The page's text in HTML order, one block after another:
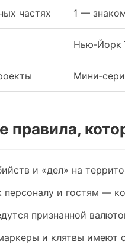
частях 1 —
Нью‑Йорк
правила,
и «дел» на
персоналу и гостям —
признанной
и клятвы имеют